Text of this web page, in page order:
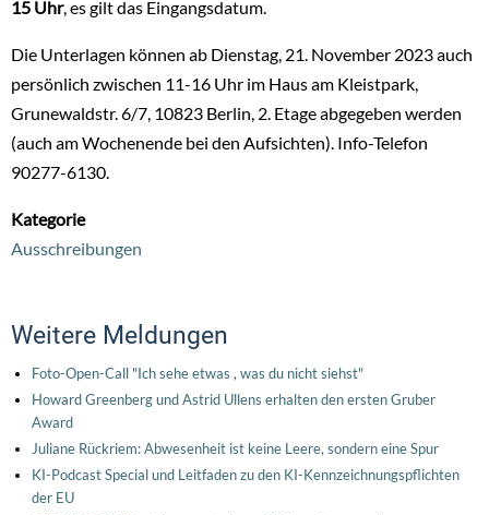
15 Uhr, es gilt das Eingangsdatum.
Die Unterlagen können ab Dienstag, 21. November 2023 auch
persönlich zwischen 11-16 Uhr im Haus am Kleistpark,
Grunewaldstr. 6/7, 10823 Berlin, 2. Etage abgegeben werden
(auch am Wochenende bei den Aufsichten). Info-Telefon
90277-6130.
Kategorie
Ausschreibungen
Weitere Meldungen
Foto-Open-Call "Ich sehe etwas , was du nicht siehst"
Howard Greenberg und Astrid Ullens erhalten den ersten Gruber
Award
Juliane Rückriem: Abwesenheit ist keine Leere, sondern eine Spur
KI-Podcast Special und Leitfaden zu den KI-Kennzeichnungspflichten
der EU